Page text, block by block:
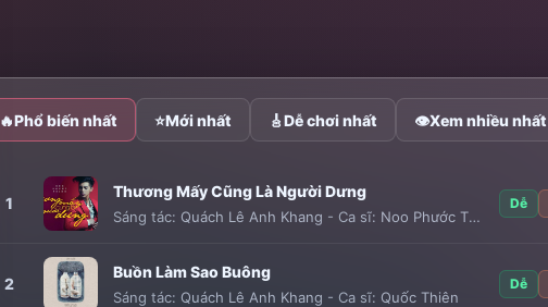
🔥Phổ biến nhất ⭐Mới nhất 🎸Dễ chơi nhất 👁Xem nhiều nhất
1
Thương Mấy Cũng Là Người Dưng
Sáng tác: Quách Lê Anh Khang - Ca sĩ: Noo Phước Thịnh
Dễ
2
Buồn Làm Sao Buông
Sáng tác: Quách Lê Anh Khang - Ca sĩ: Quốc Thiên
Dễ